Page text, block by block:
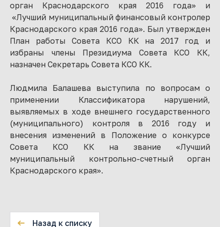
орган Краснодарского края 2016 года» и
«Лучший муниципальный финансовый контролер
Краснодарского края 2016 года». Был утвержден
План работы Совета КСО КК на 2017 год и
избраны члены Президиума Совета КСО КК,
назначен Секретарь Совета КСО КК.
Людмила Балашева выступила по вопросам о
применении Классификатора нарушений,
выявляемых в ходе внешнего государственного
(муниципального) контроля в 2016 году и
внесения изменений в Положение о конкурсе
Совета КСО КК на звание «Лучший
муниципальный контрольно-счетный орган
Краснодарского края».
Назад к списку